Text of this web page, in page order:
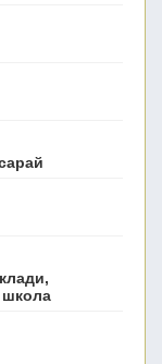
школа